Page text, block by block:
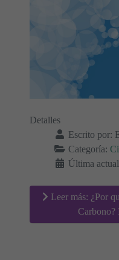
Detalles
Escrito por:
Categoría:
Última
Leer más: ¿Por
Carbono?